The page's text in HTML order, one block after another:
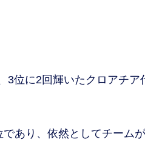
位に2回輝いたクロアチア
あり、依然としてチーム